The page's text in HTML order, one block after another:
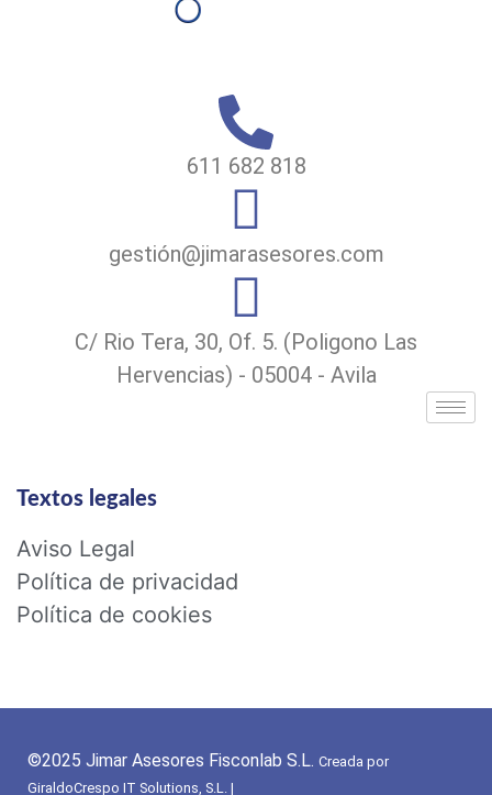
611 682 818
gestión@jimarasesores.com
C/ Rio Tera, 30, Of. 5. (Poligono Las
Hervencias) - 05004 - Avila
Textos legales
Aviso Legal
Política de privacidad
Política de cookies
©2025 Jimar Asesores Fisconlab S.L. Creada por
GiraldoCrespo IT Solutions, S.L. |